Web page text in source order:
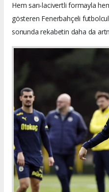
Hem sarı-lacivertli formayla
gösteren Fenerbahçeli
sonunda rekabetin daha da